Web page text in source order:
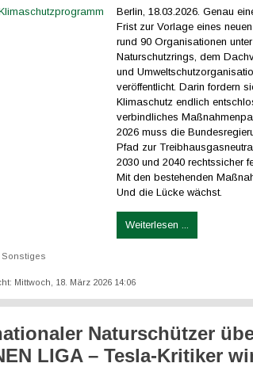
Berlin, 18.03.2026. Genau
Frist zur Vorlage eines
rund 90 Organisationen
Naturschutzrings, dem
und
veröffentlicht. Darin fordern
Klimaschutz endlich
verbindliches
2026 muss die
Pfad zur
2030 und 2040 rechtssicher
Mit den bestehenden
Und die Lücke wächst.
Weiterlesen ...
Sonstiges
Mittwoch, 18. März 2026 14:06
Naturschützer
LIGA – Tesla-Kritiker